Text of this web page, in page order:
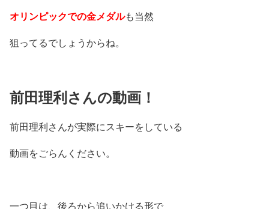
オリンピックでの金メダルも当然
狙ってるでしょうからね。
前田理利さんの動画！
前田理利さんが実際にスキーをしている
動画をごらんください。
一つ目は、後ろから追いかける形で